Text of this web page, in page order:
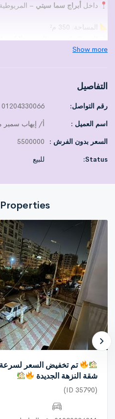
داخل أبراج سما سيتي – المريوطية
المساحة: 350 م²
الدور السادس – والبرج به (4) مصاعد
عبارة عن مستويين (دوبلكس)
التقسيم الداخلي:
2 ريسبشن واسع
3 غرف نوم (منهم ماستر + غرفة دريسنج)
3 حمامات
Show more
التفاصيل
رقم التواصل:
01204330066
اسم العميل :
أ/ إيهاب
السعر بدون الفرش :
5500000
Status:
للبيع
تم تخفيض السعر
شقة النزهة الجديدة
(ID 35790)